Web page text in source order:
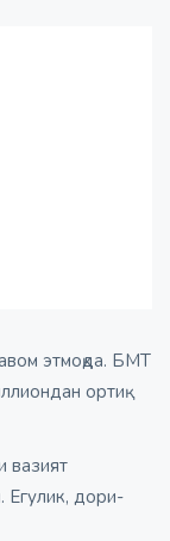
этмоқда. БМТ
ортиқ
вазият
Егулик, дори-